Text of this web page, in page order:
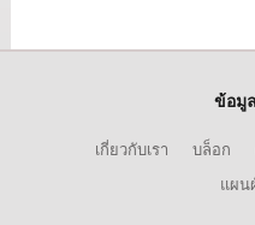
ข้อมู
เกี่ยวกับเรา บล็อก
แผน